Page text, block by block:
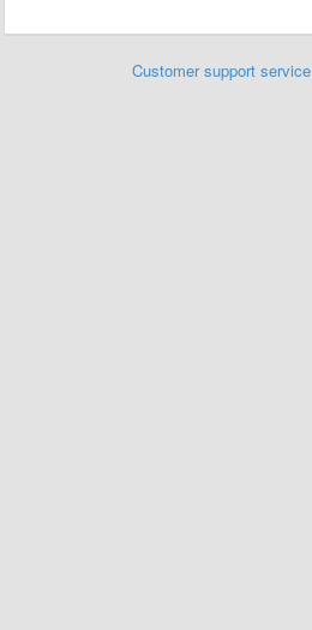
Customer support service